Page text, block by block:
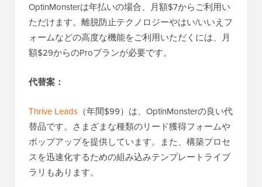
OptinMonsterは年払いの場合、月額$7からご利用い
ただけます。離脱防止テクノロジーやはい/いいえフ
ォームなどの高度な機能をご利用いただくには、月
額$29からのProプランが必要です。
代替案：
Thrive Leads （年間$99）は、OptinMonsterの良い代
替品です。さまざまな種類のリード獲得フォームや
ポップアップを提供しています。また、構築プロセ
スを迅速化するための組み込みテンプレートライブ
ラリもあります。